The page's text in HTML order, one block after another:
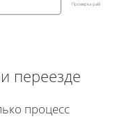
Проверка работ
переезде
процесс